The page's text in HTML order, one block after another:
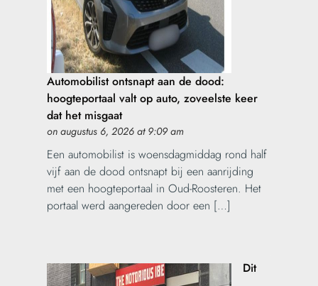
Automobilist ontsnapt aan de dood:
hoogteportaal valt op auto, zoveelste keer
dat het misgaat
on augustus 6, 2026 at 9:09 am
Een automobilist is woensdagmiddag rond half
vijf aan de dood ontsnapt bij een aanrijding
met een hoogteportaal in Oud-Roosteren. Het
portaal werd aangereden door een […]
Dit